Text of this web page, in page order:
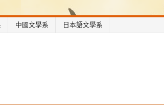
中國文學系 日本語文學系